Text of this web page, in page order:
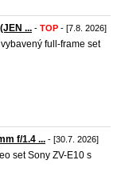
... - TOP - [7.8. 2026]
full-frame set
f/1.4 ... - [30.7. 2026]
set Sony ZV-E10 s